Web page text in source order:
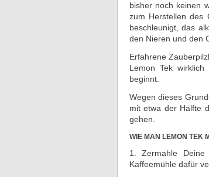
bisher noch keinen
zum Herstellen des
beschleunigt, das
den Nieren und den
Erfahrene
Lemon Tek
beginnt.
Wegen dieses
mit etwa der Hälfte
gehen.
WIE MAN LEMON TEK
1. Zermahle
Kaffeemühle dafür